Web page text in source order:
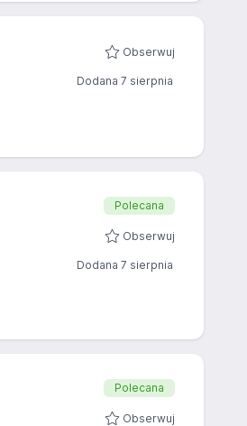
Obserwuj
Dodana 7 sierpnia
Polecana
Obserwuj
Dodana 7 sierpnia
Polecana
Obserwuj